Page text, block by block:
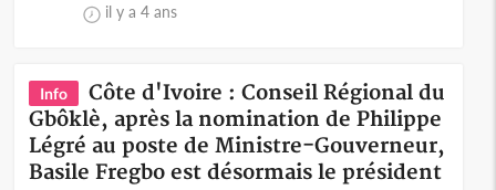
il y a 4 ans
Info
Côte d'Ivoire : Conseil Régional du
Gbôklè, après la nomination de Philippe
Légré au poste de Ministre-Gouverneur,
Basile Fregbo est désormais le président